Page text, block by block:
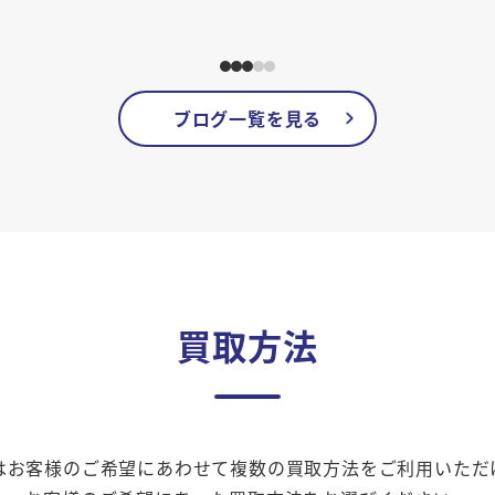
ブログ一覧を見る
買取方法
お客様のご希望にあわせて複数の買取方法をご利用いただ